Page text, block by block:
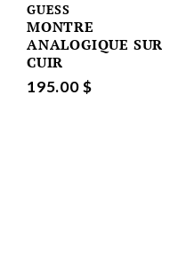
GUESS
MONTRE
ANALOGIQUE SUR
CUIR
195.00 $